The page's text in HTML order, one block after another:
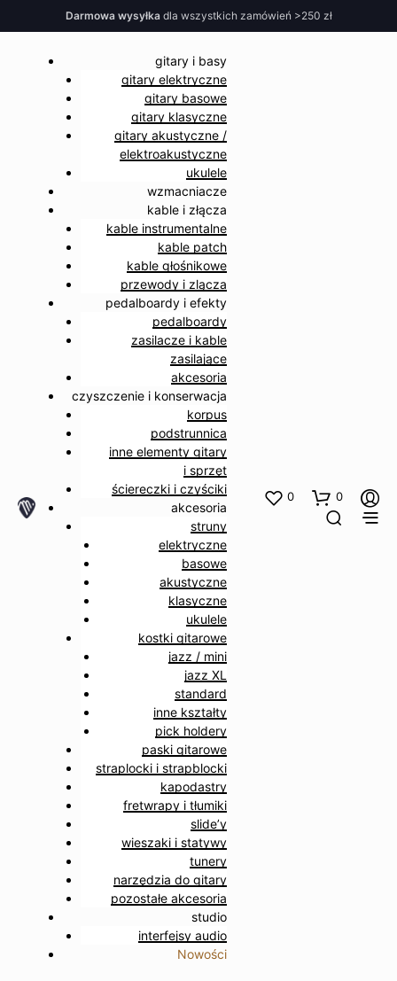
Darmowa wysyłka dla wszystkich zamówień >250 zł
gitary i basy
gitary elektryczne
gitary basowe
gitary klasyczne
gitary akustyczne /
elektroakustyczne
ukulele
wzmacniacze
kable i złącza
kable instrumentalne
kable patch
kable głośnikowe
przewody i zlącza
pedalboardy i efekty
pedalboardy
zasilacze i kable
zasilające
akcesoria
czyszczenie i konserwacja
korpus
podstrunnica
inne elementy gitary
i sprzęt
ściereczki i czyściki
akcesoria
struny
elektryczne
basowe
akustyczne
klasyczne
ukulele
kostki gitarowe
jazz / mini
jazz XL
standard
inne kształty
pick holdery
paski gitarowe
straplocki i strapblocki
kapodastry
fretwrapy i tłumiki
slide’y
wieszaki i statywy
tunery
narzędzia do gitary
pozostałe akcesoria
studio
interfejsy audio
Nowości
0 0